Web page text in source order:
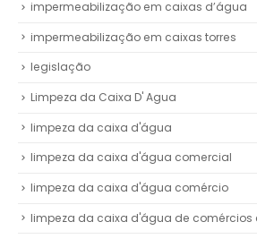
impermeabilização em caixas d’água
impermeabilização em caixas torres
legislação
Limpeza da Caixa D' Agua
limpeza da caixa d'água
limpeza da caixa d'água comercial
limpeza da caixa d'água comércio
limpeza da caixa d'água de comércios